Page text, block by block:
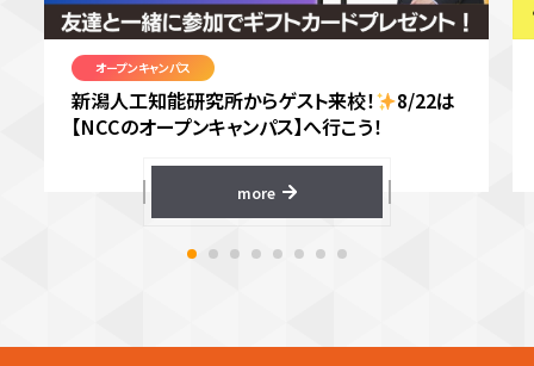
オープンキャンパス
新潟人工知能研究所からゲスト来校！
8/22は
【NCCのオープンキャンパス】へ行こう！
more